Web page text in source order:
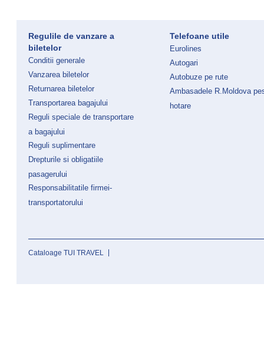
Regulile de vanzare a
biletelor
Conditii generale
Vanzarea biletelor
Returnarea biletelor
Transportarea bagajului
Reguli speciale de transportare
a bagajului
Reguli suplimentare
Drepturile si obligatiile
pasagerului
Responsabilitatile firmei-
transportatorului
Telefoane utile
Eurolines
Autogari
Autobuze pe rute
Ambasadele R.Moldova
hotare
Cataloage TUI TRAVEL